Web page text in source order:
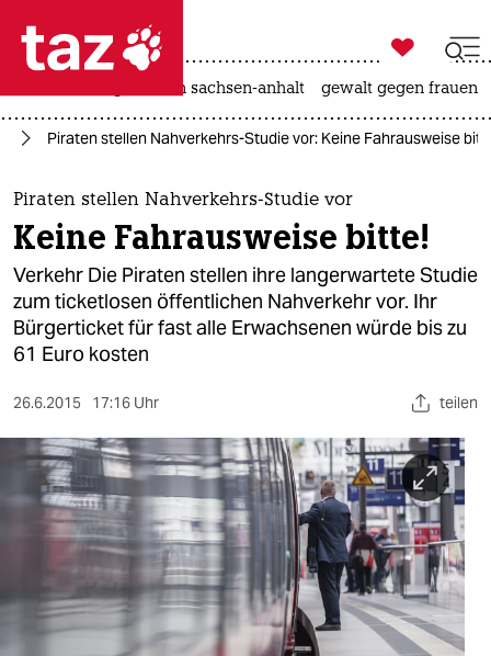
 taz zahl ich
taz zahl ich
themen
politik
öko
gesellschaft
kultur
sport
berlin
nord
wahrheit
verlag

taz zahl ich
landtagswahl in sachsen-anhalt gewalt gegen frauen
Piraten stellen Nahverkehrs-Studie vor: Keine Fahrausweise
Piraten stellen Nahverkehrs-Studie vor
Keine Fahrausweise bitte!
Verkehr Die Piraten stellen ihre langerwartete Studie
zum ticketlosen öffentlichen Nahverkehr vor. Ihr
Bürgerticket für fast alle Erwachsenen würde bis zu
61 Euro kosten
26.6.2015 17:16 Uhr teilen